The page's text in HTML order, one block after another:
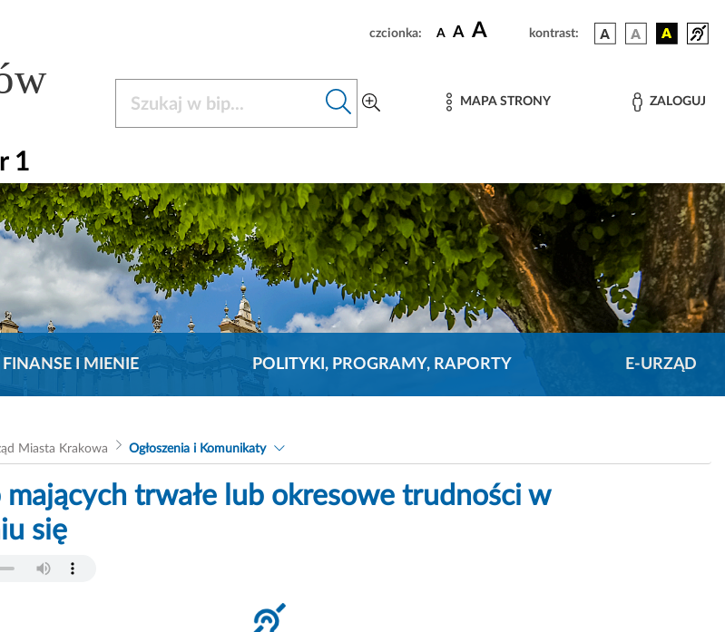
czcionka: A A A kontrast:
MAPA STRONY ZALOGUJ
1
FINANSE I MIENIE POLITYKI, PROGRAMY, RAPORTY E-URZĄD
Miasta Krakowa Ogłoszenia i Komunikaty
mających trwałe lub okresowe trudności w
się